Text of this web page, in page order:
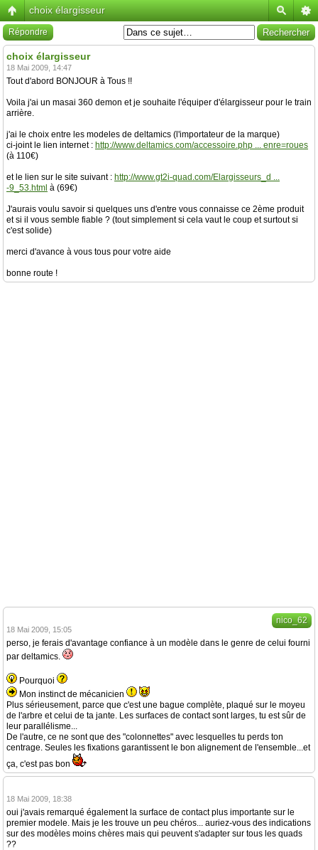
choix élargisseur
Répondre
choix élargisseur
18 Mai 2009, 14:47
Tout d'abord BONJOUR à Tous !!
Voila j'ai un masai 360 demon et je souhaite l'équiper d'élargisseur pour le train
arrière.
j'ai le choix entre les modeles de deltamics (l'importateur de la marque)
ci-joint le lien internet : http://www.deltamics.com/accessoire.php ... enre=roues
(à 110€)
et le lien sur le site suivant : http://www.gt2i-quad.com/Elargisseurs_d ...
-9_53.html à (69€)
J'aurais voulu savoir si quelques uns d'entre vous connaisse ce 2ème produit
et si il vous semble fiable ? (tout simplement si cela vaut le coup et surtout si
c'est solide)
merci d'avance à vous tous pour votre aide
bonne route !
nico_62
18 Mai 2009, 15:05
perso, je ferais d'avantage confiance à un modèle dans le genre de celui fourni
par deltamics.
Pourquoi
Mon instinct de mécanicien
Plus sérieusement, parce que c'est une bague complète, plaqué sur le moyeu
de l'arbre et celui de ta jante. Les surfaces de contact sont larges, tu est sûr de
leur parallélisme...
De l'autre, ce ne sont que des "colonnettes" avec lesquelles tu perds ton
centrage. Seules les fixations garantissent le bon alignement de l'ensemble...et
ça, c'est pas bon
18 Mai 2009, 18:38
oui j'avais remarqué également la surface de contact plus importante sur le
premier modele. Mais je les trouve un peu chéros... auriez-vous des indications
sur des modèles moins chères mais qui peuvent s'adapter sur tous les quads
??